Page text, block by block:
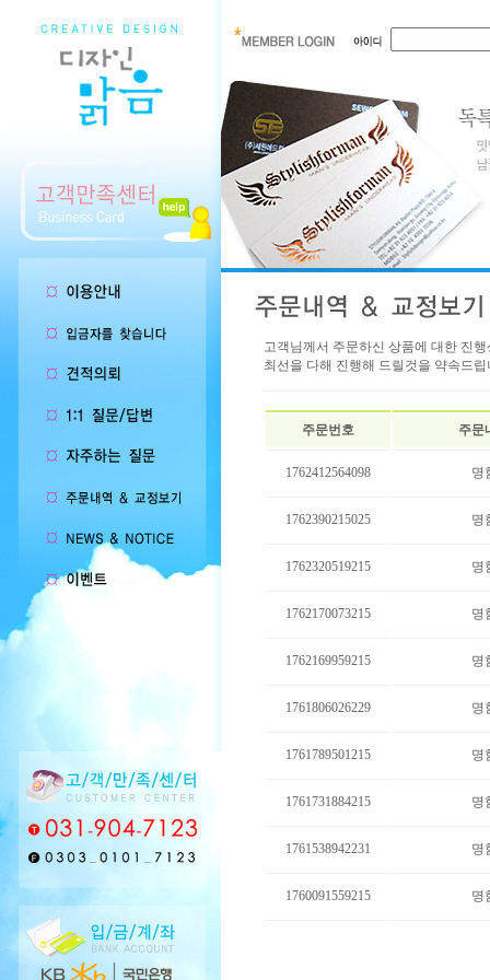
고객님께서 주문하신 상품에 대한 진
최선을 다해 진행해 드릴것을 약속드
주문번호 주문
1762412564098 명
1762390215025 명
1762320519215 명
1762170073215 명
1762169959215 명
1761806026229 명
1761789501215 명
1761731884215 명
1761538942231 명
1760091559215 명